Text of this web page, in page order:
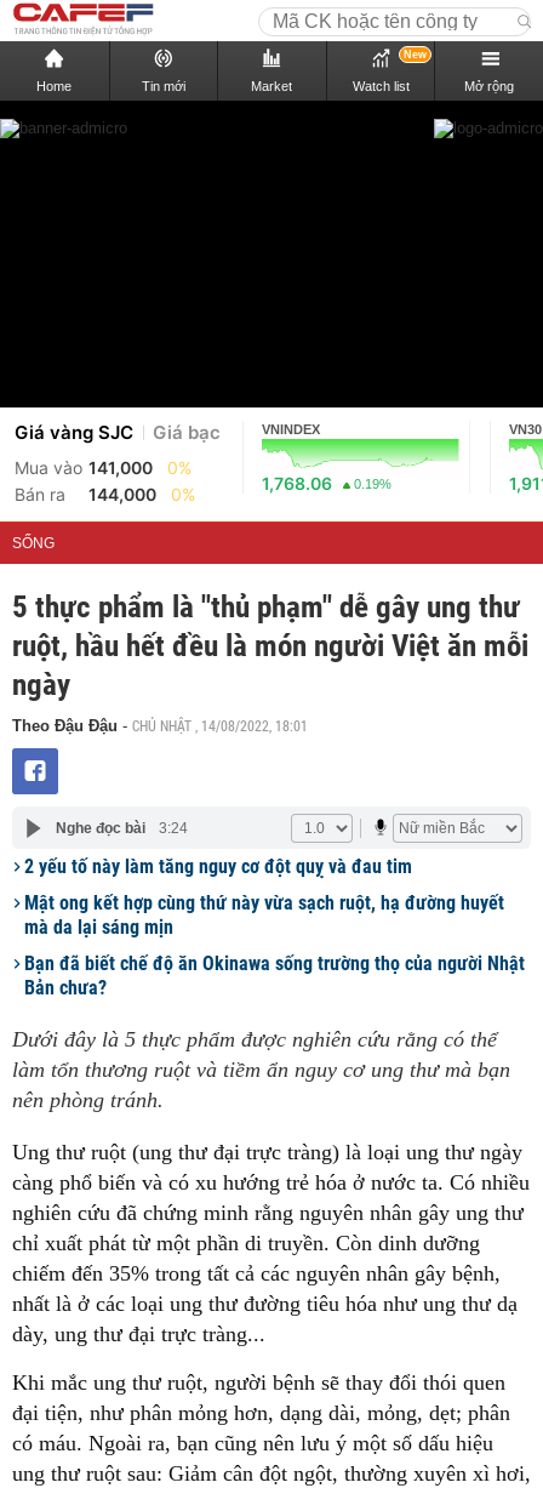
Home Tin mới Market Watch list
New
Mở rộng
Giá vàng SJC Giá bạc
Mua vào 141,000
0%
Bán ra
144,000 0%
VNINDEX
1,768.06 0.19%
VN30
SỐNG
5 thực phẩm là "thủ phạm" dễ gây ung thư
ruột, hầu hết đều là món người Việt ăn mỗi
ngày
Theo Đậu Đậu - CHỦ NHẬT , 14/08/2022, 18:01
Nghe đọc bài 3:24
2 yếu tố này làm tăng nguy cơ đột quỵ và đau tim
Mật ong kết hợp cùng thứ này vừa sạch ruột, hạ đường huyết
mà da lại sáng mịn
Bạn đã biết chế độ ăn Okinawa sống trường thọ của người Nhật
Bản chưa?
Dưới đây là 5 thực phẩm được nghiên cứu rằng có thể
làm tổn thương ruột và tiềm ẩn nguy cơ ung thư mà bạn
nên phòng tránh.
Ung thư ruột (ung thư đại trực tràng) là loại ung thư ngày
càng phổ biến và có xu hướng trẻ hóa ở nước ta. Có nhiều
nghiên cứu đã chứng minh rằng nguyên nhân gây ung thư
chỉ xuất phát từ một phần di truyền. Còn dinh dưỡng
chiếm đến 35% trong tất cả các nguyên nhân gây bệnh,
nhất là ở các loại ung thư đường tiêu hóa như ung thư dạ
dày, ung thư đại trực tràng...
Khi mắc ung thư ruột, người bệnh sẽ thay đổi thói quen
đại tiện, như phân mỏng hơn, dạng dài, mỏng, dẹt; phân
có máu. Ngoài ra, bạn cũng nên lưu ý một số dấu hiệu
ung thư ruột sau: Giảm cân đột ngột, thường xuyên xì hơi,